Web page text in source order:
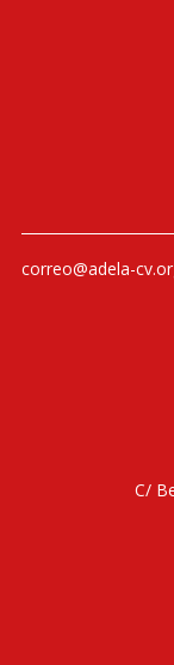
correo@adela-
C/